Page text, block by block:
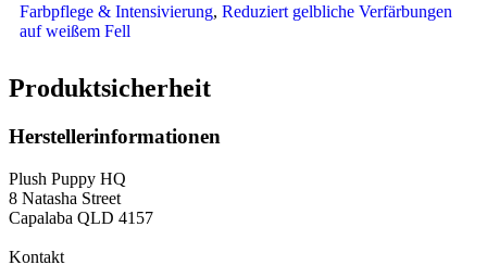
Farbpflege & Intensivierung, Reduziert gelbliche Verfärbungen
auf weißem Fell
Produktsicherheit
Herstellerinformationen
Plush Puppy HQ
8 Natasha Street
Capalaba QLD 4157
Kontakt